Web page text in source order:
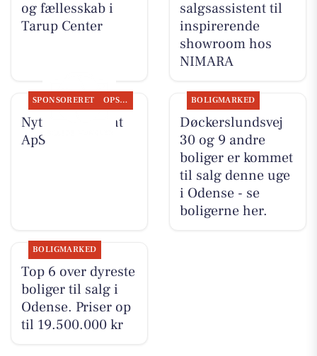
og fællesskab i
Tarup Center
salgsassistent til
inspirerende
showroom hos
NIMARA
SPONSORERET OPSLAGSTAVLEN
Nyt fra Fairpaint
ApS
BOLIGMARKED
Døckerslundsvej
30 og 9 andre
boliger er kommet
til salg denne uge
i Odense - se
boligerne her.
BOLIGMARKED
Top 6 over dyreste
boliger til salg i
Odense. Priser op
til 19.500.000 kr